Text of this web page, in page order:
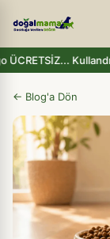
← Blog'a Dön